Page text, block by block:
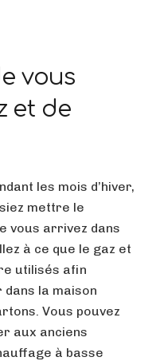
vous
et de
les mois d’hiver,
mettre le
vous arrivez dans
à ce que le gaz et
utilisés afin
dans la maison
Vous pouvez
aux anciens
à basse